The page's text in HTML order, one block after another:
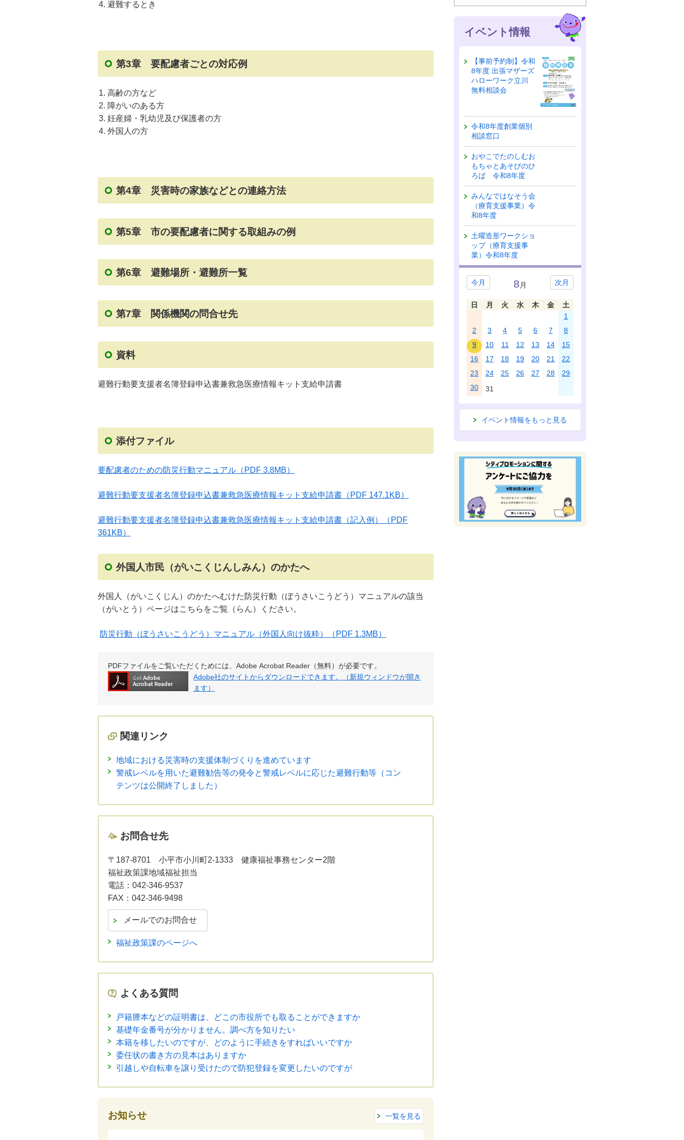
避難するとき
第3章 要配慮者ごとの対応例
高齢の方など
障がいのある方
妊産婦・乳幼児及び保護者の方
外国人の方
第4章 災害時の家族などとの連絡方法
第5章 市の要配慮者に関する取組みの例
第6章 避難場所・避難所一覧
第7章 関係機関の問合せ先
資料
避難行動要支援者名簿登録申込書兼救急医療情報キット支給申請書
添付ファイル
要配慮者のための防災行動マニュアル （PDF 3.8MB）
避難行動要支援者名簿登録申込書兼救急医療情報キット支給申請書 （PDF 147.1KB）
避難行動要支援者名簿登録申込書兼救急医療情報キット支給申請書（記入例）
（PDF
361KB）
外国人市民（がいこくじんしみん）のかたへ
外国人（がいこくじん）のかたへむけた防災行動（ぼうさいこうどう）マニュアルの該当
（がいとう）ページはこちらをご覧（らん）ください。
防災行動（ぼうさいこうどう）マニュアル（外国人向け抜粋） （PDF 1.3MB）
PDFファイルをご覧いただくためには、Adobe Acrobat Reader（無料）が必要です。
Adobe社のサイトからダウンロードできます。（新規ウィンドウが開き
ます）
関連リンク
地域における災害時の支援体制づくりを進めています
警戒レベルを用いた避難勧告等の発令と警戒レベルに応じた避難行動等（コン
テンツは公開終了しました）
お問合せ先
〒187-8701 小平市小川町2-1333 健康福祉事務センター2階
福祉政策課地域福祉担当
電話： 042-346-9537
FAX： 042-346-9498
福祉政策課のページへ
よくある質問
戸籍謄本などの証明書は、どこの市役所でも取ることができますか
基礎年金番号が分かりません。調べ方を知りたい
本籍を移したいのですが、どのように手続きをすればいいですか
委任状の書き方の見本はありますか
引越しや自転車を譲り受けたので防犯登録を変更したいのですが
お知らせ 一覧を見る
イベント情報
【事前予約制】令和
8年度 出張マザーズ
ハローワーク立川
無料相談会
令和8年度創業個別
相談窓口
おやこでたのしむお
もちゃとあそびのひ
ろば 令和8年度
みんなではなそう会
（療育支援事業）令
和8年度
土曜造形ワークショ
ップ（療育支援事
業）令和8年度
今月 次月
8 月
日 月 火 水 木 金
土
1
2
3 4 5 6 7
8
9
10 11 12 13 14
15
16
17 18 19 20 21
22
23
24 25 26 27 28
29
30
31
イベント情報をもっと見る